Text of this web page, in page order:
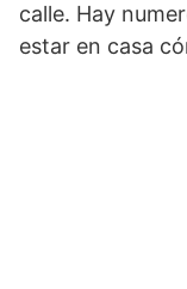
calle. Hay
estar en casa